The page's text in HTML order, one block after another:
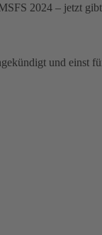
2024 – jetzt
und einst